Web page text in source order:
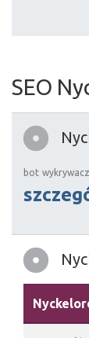
SEO
bot wykrywacz